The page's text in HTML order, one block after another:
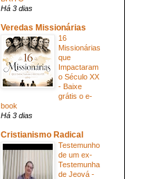
Há 3 dias
Veredas Missionárias
16
Missionárias
que
Impactaram
o Século XX
- Baixe
grátis o e-
book
Há 3 dias
Cristianismo Radical
Testemunho
de um ex-
Testemunha
de Jeová -